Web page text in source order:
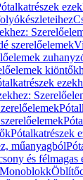
szerelőelemek
Pótalkatrészek
műanyagból
és félmagas